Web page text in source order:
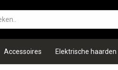
Accessoires Elektrische haarden